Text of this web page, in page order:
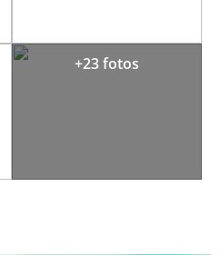
+23 fotos